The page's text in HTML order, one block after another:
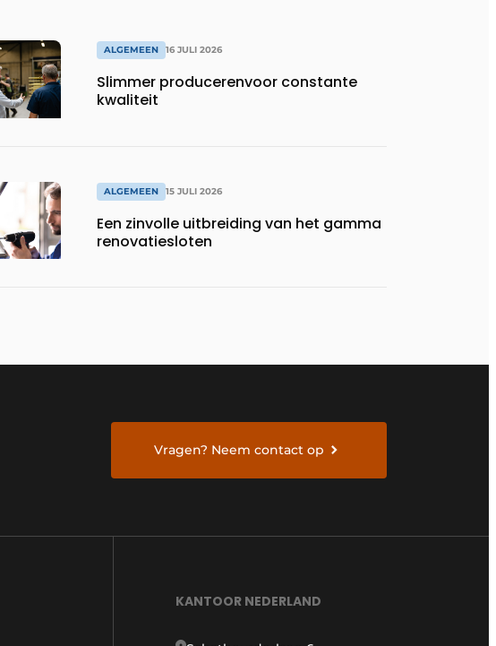
ALGEMEEN 16 JULI 2026
Slimmer producerenvoor constante
kwaliteit
ALGEMEEN 15 JULI 2026
Een zinvolle uitbreiding van het gamma
renovatiesloten
Vragen? Neem contact op
KANTOOR NEDERLAND